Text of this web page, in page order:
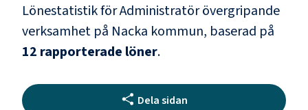
Lönestatistik förAdministratör övergripande
verksamhet på Nacka kommun, baserad på
12 rapporterade löner.
Dela sidan